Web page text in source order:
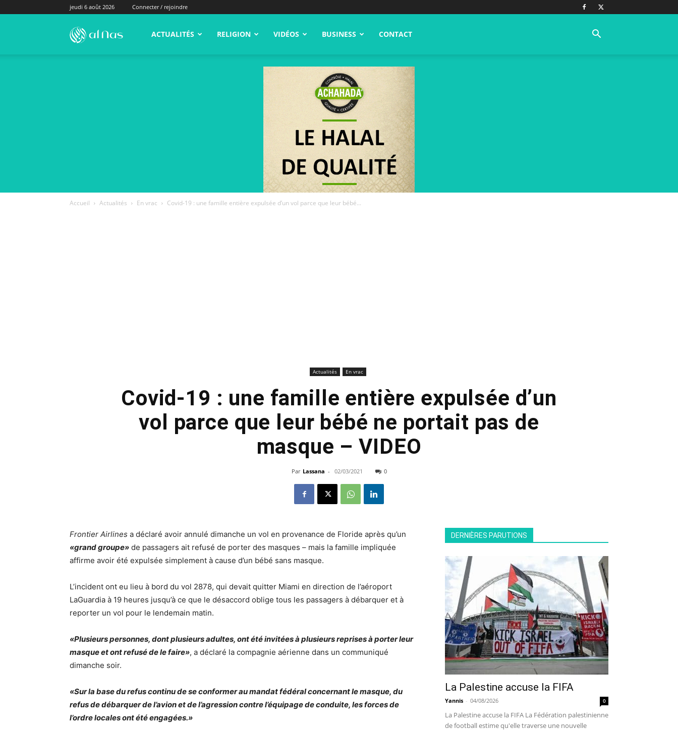
jeudi 6 août 2026 Connecter / rejoindre
alNas.fr ACTUALITÉS RELIGION VIDÉOS BUSINESS CONTACT
Accueil Actualités En vrac Covid-19 : une famille entière expulsée d’un vol parce que leur bébé...
Actualités En vrac
Covid-19 : une famille entière expulsée d’un
vol parce que leur bébé ne portait pas de
masque – VIDEO
Par Lassana - 02/03/2021 0
Frontier Airlines a déclaré avoir annulé dimanche un vol en provenance de Floride après qu’un
«grand groupe» de passagers ait refusé de porter des masques – mais la famille impliquée
affirme avoir été expulsée simplement à cause d’un bébé sans masque.
L’incident ont eu lieu à bord du vol 2878, qui devait quitter Miami en direction de l’aéroport
LaGuardia à 19 heures jusqu’à ce que le désaccord oblige tous les passagers à débarquer et à
reporter un vol pour le lendemain matin.
«Plusieurs personnes, dont plusieurs adultes, ont été invitées à plusieurs reprises à porter leur
masque et ont refusé de le faire», a déclaré la compagnie aérienne dans un communiqué
dimanche soir.
«Sur la base du refus continu de se conformer au mandat fédéral concernant le masque, du
refus de débarquer de l’avion et de l’agression contre l’équipage de conduite, les forces de
l’ordre locales ont été engagées.»
DERNIÈRES PARUTIONS
La Palestine accuse la FIFA
Yannis - 04/08/2026 0
La Palestine accuse la FIFA La Fédération palestinienne
de football estime qu'elle traverse une nouvelle